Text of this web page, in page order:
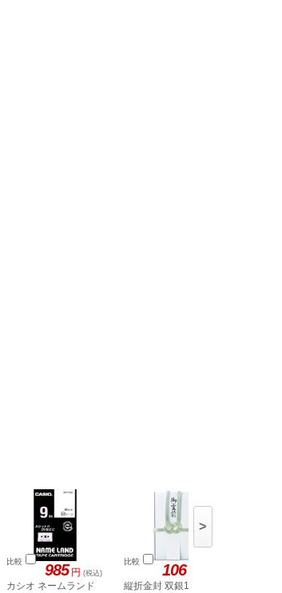
比較 985 円 (税込)
カシオ ネームランド
比較 106
縦折金封 双銀10本御
>